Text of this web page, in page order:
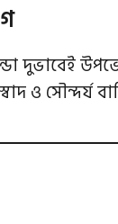
দুভাবেই
ও সৌন্দর্য